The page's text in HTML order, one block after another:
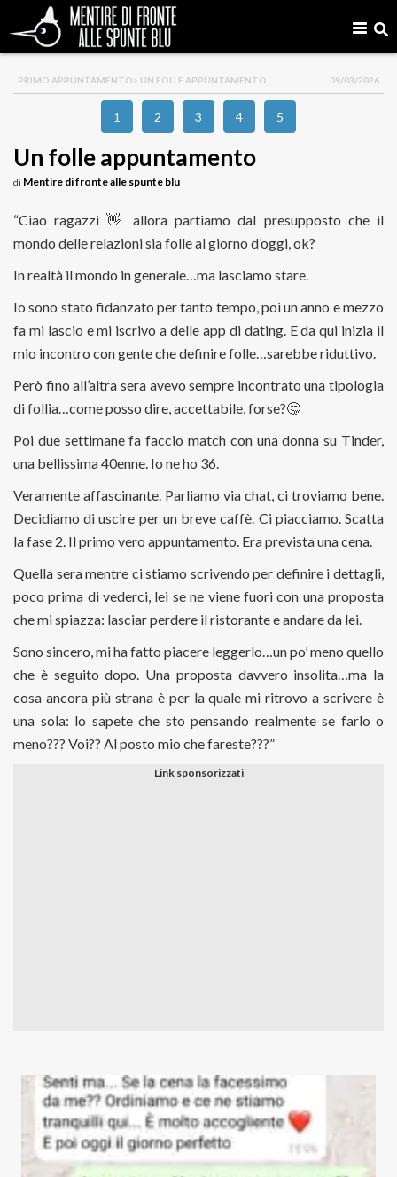
PRIMO APPUNTAMENTO> UN FOLLE APPUNTAMENTO 09/03/2026
1 2 3 4 5
Un folle appuntamento
di Mentire di fronte alle spunte blu
“Ciao ragazzi👋 allora partiamo dal presupposto che il
mondo delle relazioni sia folle al giorno d’oggi, ok?
In realtà il mondo in generale…ma lasciamo stare.
Io sono stato fidanzato per tanto tempo, poi un anno e mezzo
fa mi lascio e mi iscrivo a delle app di dating. E da qui inizia il
mio incontro con gente che definire folle…sarebbe riduttivo.
Però fino all’altra sera avevo sempre incontrato una tipologia
di follia…come posso dire, accettabile, forse?🤔
Poi due settimane fa faccio match con una donna su Tinder,
una bellissima 40enne. Io ne ho 36.
Veramente affascinante. Parliamo via chat, ci troviamo bene.
Decidiamo di uscire per un breve caffè. Ci piacciamo. Scatta
la fase 2. Il primo vero appuntamento. Era prevista una cena.
Quella sera mentre ci stiamo scrivendo per definire i dettagli,
poco prima di vederci, lei se ne viene fuori con una proposta
che mi spiazza: lasciar perdere il ristorante e andare da lei.
Sono sincero, mi ha fatto piacere leggerlo…un po’ meno quello
che è seguito dopo. Una proposta davvero insolita…ma la
cosa ancora più strana è per la quale mi ritrovo a scrivere è
una sola: lo sapete che sto pensando realmente se farlo o
meno??? Voi?? Al posto mio che fareste???”